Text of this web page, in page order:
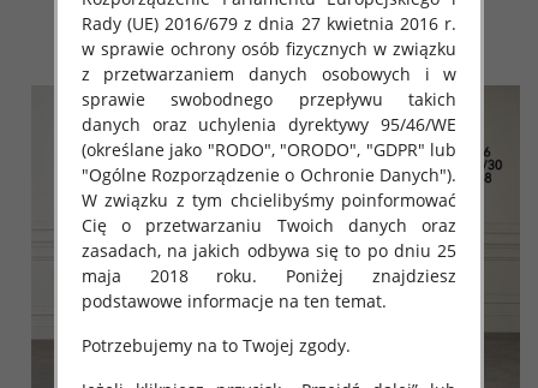
54.00 zł
szczegóły
54.00 zł
Rady (UE) 2016/679 z dnia 27 kwietnia 2016 r.
w sprawie ochrony osób fizycznych w związku
z przetwarzaniem danych osobowych i w
sprawie swobodnego przepływu takich
danych oraz uchylenia dyrektywy 95/46/WE
(określane jako "RODO", "ORODO", "GDPR" lub
"Ogólne Rozporządzenie o Ochronie Danych").
W związku z tym chcielibyśmy poinformować
Cię o przetwarzaniu Twoich danych oraz
zasadach, na jakich odbywa się to po dniu 25
maja 2018 roku. Poniżej znajdziesz
podstawowe informacje na ten temat.
Potrzebujemy na to Twojej zgody.